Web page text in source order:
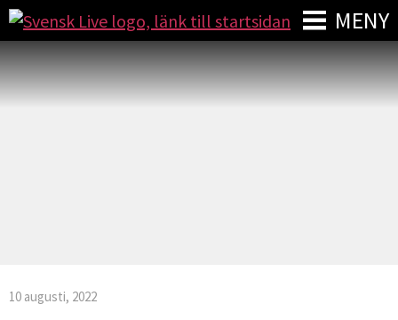
MENY
10 augusti, 2022